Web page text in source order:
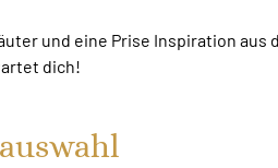
und eine Prise Inspiration aus
dich!